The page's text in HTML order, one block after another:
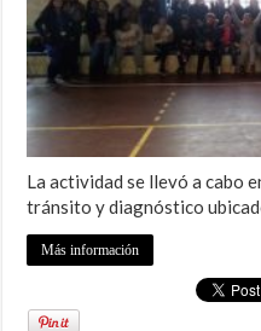
La actividad se llevó a cabo
tránsito y diagnóstico
Más información